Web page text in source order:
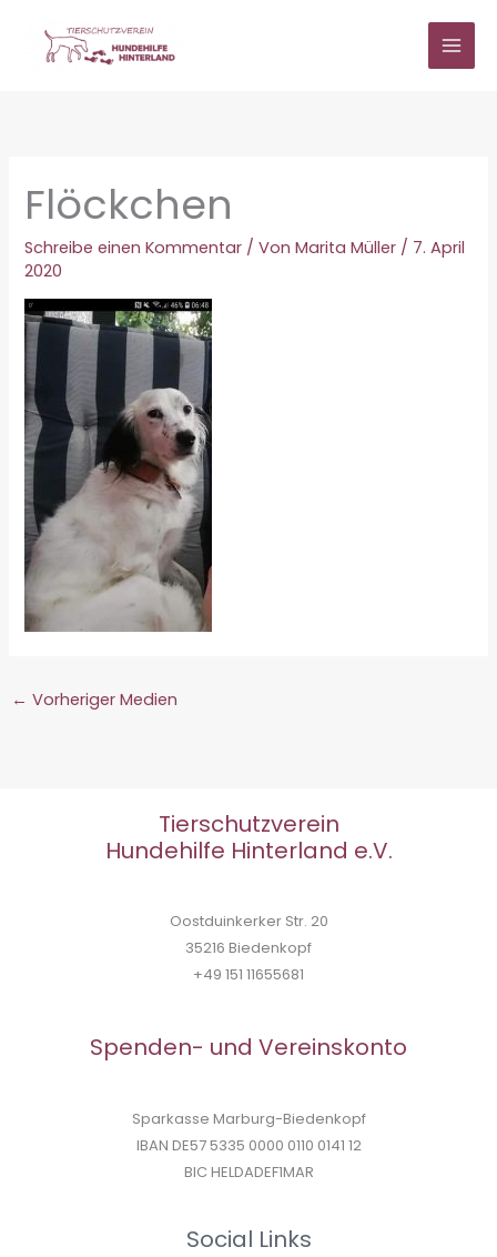
springen
Flöckchen
Schreibe einen Kommentar / VonMarita Müller / 7. April
2020
← Vorheriger Medien
Tierschutzverein
Hundehilfe Hinterland e.V.
Oostduinkerker Str. 20
35216 Biedenkopf
+49 151 11655681
Spenden- und Vereinskonto
Sparkasse Marburg-Biedenkopf
IBAN DE57 5335 0000 0110 0141 12
BIC HELDADEF1MAR
Social Links